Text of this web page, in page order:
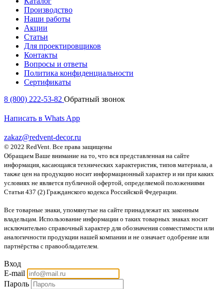
Производство
Наши работы
Акции
Статьи
Для проектировщиков
Контакты
Вопросы и ответы
Политика конфиденциальности
Сертификаты
8 (800) 222-53-82 Обратный звонок
Написать в Whats App
zakaz@redvent-decor.ru
© 2022 RedVent. Все права защищены
Обращаем Ваше внимание на то, что вся представленная на сайте
информация, касающаяся технических характеристик, типов материала, а
также цен на продукцию носит информационный характер и ни при каких
условиях не является публичной офертой, определяемой положениями
Статьи 437 (2) Гражданского кодекса Российской Федерации.
Все товарные знаки, упомянутые на сайте принадлежат их законным
владельцам. Использование информации о таких товарных знаках носит
исключительно справочный характер для обозначения совместимости или
аналогичности продукции нашей компании и не означает одобрение или
партнёрства с правообладателем.
Вход
E-mail
Пароль